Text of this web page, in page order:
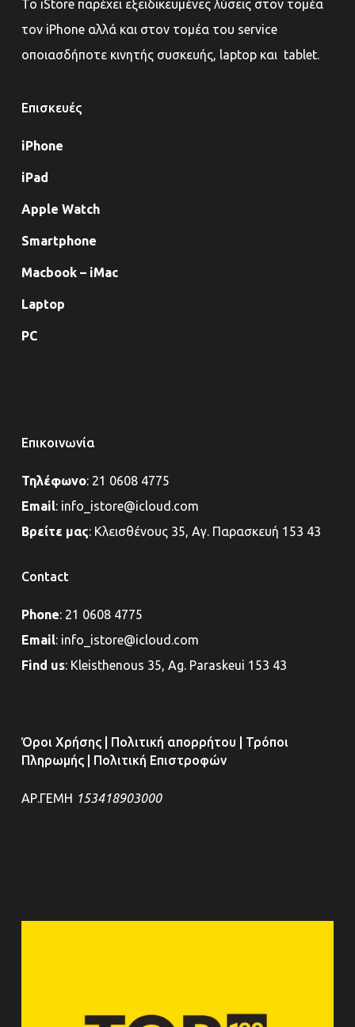
Το iStore παρέχει εξειδικευμένες λύσεις στον τομέα
τον iPhone αλλά και στον τομέα του service
οποιασδήποτε κινητής συσκευής, laptop και tablet.
Επισκευές
iPhone
iPad
Apple Watch
Smartphone
Macbook – iMac
Laptop
PC
Επικοινωνία
Τηλέφωνο: 21 0608 4775
Email: info_istore@icloud.com
Βρείτε μας: Κλεισθένους 35, Αγ. Παρασκευή 153 43
Contact
Phone: 21 0608 4775
Email: info_istore@icloud.com
Find us: Kleisthenous 35, Ag. Paraskeui 153 43
Όροι Χρήσης| Πολιτική απορρήτου
Τρόποι
Πληρωμής| Πολιτική Επιστροφών
ΑΡ.ΓΕΜΗ 153418903000